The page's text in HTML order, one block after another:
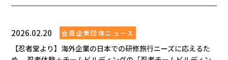
2026.02.20
【忍者堂より】海外企業の日本での研修旅行ニーズに応えるた